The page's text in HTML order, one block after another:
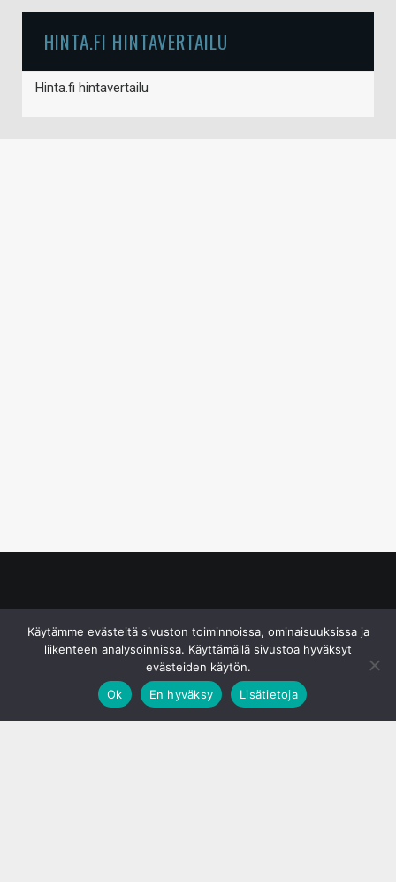
HINTA.FI HINTAVERTAILU
Hinta.fi hintavertailu
Käytämme evästeitä sivuston toiminnoissa, ominaisuuksissa ja
liikenteen analysoinnissa. Käyttämällä sivustoa hyväksyt
evästeiden käytön.
Ok
En hyväksy Lisätietoja